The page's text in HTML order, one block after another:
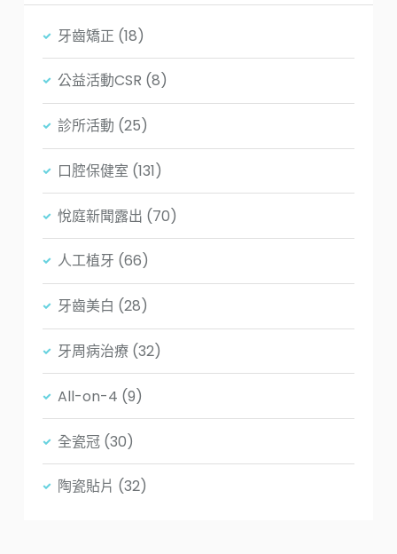
牙齒矯正 (18)
公益活動CSR (8)
診所活動 (25)
口腔保健室 (131)
悅庭新聞露出 (70)
人工植牙 (66)
牙齒美白 (28)
牙周病治療 (32)
All-on-4 (9)
全瓷冠 (30)
陶瓷貼片 (32)